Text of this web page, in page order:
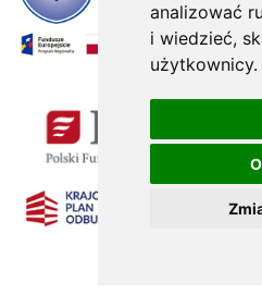
analizować
i wiedzieć,
użytkownicy.